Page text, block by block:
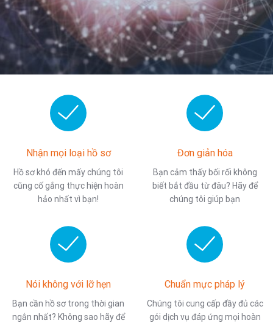
Nhận mọi loại hồ sơ
Hồ sơ khó đến mấy chúng tôi
cũng cố gắng thực hiện hoàn
hảo nhất vì bạn!
Đơn giản hóa
Bạn cảm thấy bối rối không
biết bắt đầu từ đâu? Hãy để
chúng tôi giúp bạn
Nói không với lỡ hẹn
Bạn cần hồ sơ trong thời gian
ngắn nhất? Không sao hãy để
Chuẩn mực pháp lý
Chúng tôi cung cấp đầy đủ các
gói dịch vụ đáp ứng mọi hoàn